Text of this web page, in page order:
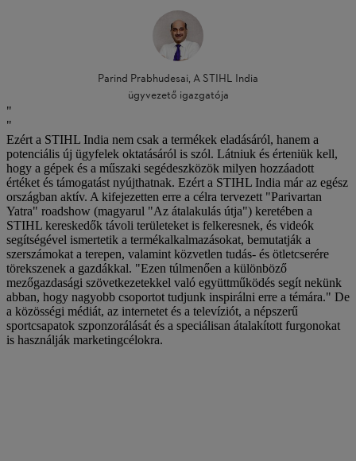
Parind Prabhudesai, A STIHL India
ügyvezető igazgatója
Ezért a STIHL India nem csak a termékek eladásáról, hanem a
potenciális új ügyfelek oktatásáról is szól. Látniuk és érteniük kell,
hogy a gépek és a műszaki segédeszközök milyen hozzáadott
értéket és támogatást nyújthatnak. Ezért a STIHL India már az egész
országban aktív. A kifejezetten erre a célra tervezett "Parivartan
Yatra" roadshow (magyarul "Az átalakulás útja") keretében a
STIHL kereskedők távoli területeket is felkeresnek, és videók
segítségével ismertetik a termékalkalmazásokat, bemutatják a
szerszámokat a terepen, valamint közvetlen tudás- és ötletcserére
törekszenek a gazdákkal. "Ezen túlmenően a különböző
mezőgazdasági szövetkezetekkel való együttműködés segít nekünk
abban, hogy nagyobb csoportot tudjunk inspirálni erre a témára." De
a közösségi médiát, az internetet és a televíziót, a népszerű
sportcsapatok szponzorálását és a speciálisan átalakított furgonokat
is használják marketingcélokra.